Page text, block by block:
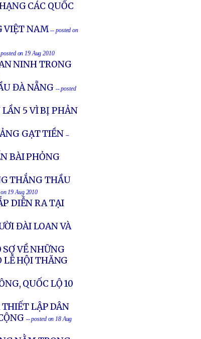
CÁC QUỐC
VIỆT NAM -- posted on
on 19 Aug 2010
NINH TRONG
ĐÀ NẴNG -- posted
5 VÌ BỊ PHẢN
GẠT TIỀN --
BÀI PHỎNG
THẮNG THẦU
19 Aug 2010
DIỄN RA TẠI
ĐÀI LOAN VÀ
VỀ NHỮNG
LỄ HỘI THĂNG
QUỐC LỘ 10
LẬP DÂN
-- posted on 18 Aug